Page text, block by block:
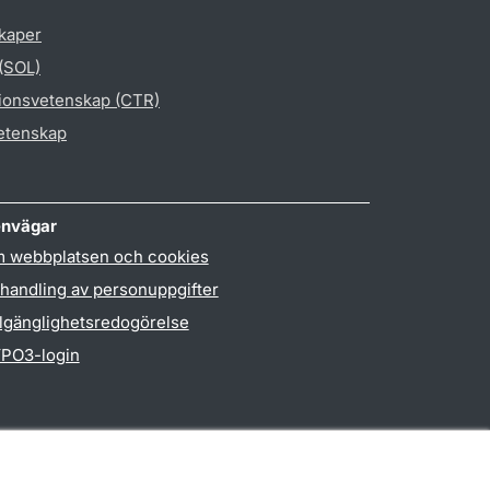
(CTR)
webbplatsen och cookies
av personuppgifter
login